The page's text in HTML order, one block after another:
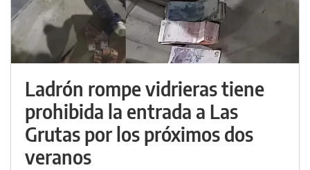
Ladrón rompe vidrieras tiene
prohibida la entrada a Las
Grutas por los próximos dos
veranos